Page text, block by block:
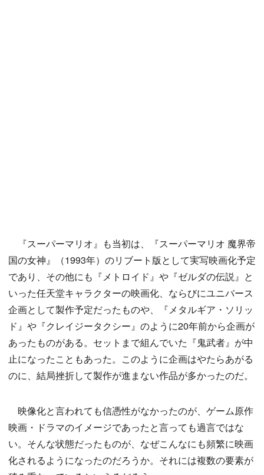
『スーパーマリオ』も当初は、『スーパーマリオ 魔界帝
国の女神』（1993年）のリブート版として実写映画化予定
であり、その他にも『メトロイド』や『ゼルダの伝説』と
いった任天堂キャラクターの映画化、ならびにユニバース
企画として製作予定だったものや、『メタルギア・ソリッ
ド』や『クレイジータクシー』のように20年前から企画が
あったものがある。セットまで組んでいた『鬼武者』が中
止になったこともあった。このように企画はやたらあがる
のに、結局挫折して製作が進まない作品が多かったのだ。
映像化と言われても信憑性がなかったのが、ゲーム原作
映画・ドラマのイメージであったと言っても過言ではな
い。そんな状態だったものが、なぜこんなにも頻繁に映画
化されるようになったのだろうか。それには複数の要素が